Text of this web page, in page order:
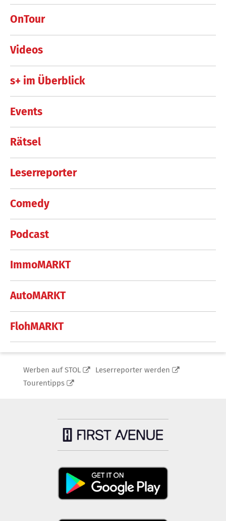
OnTour
Videos
s+ im Überblick
Events
Rätsel
Leserreporter
Comedy
Podcast
ImmoMARKT
AutoMARKT
FlohMARKT
Werben auf STOL
Leserreporter werden
Tourentipps